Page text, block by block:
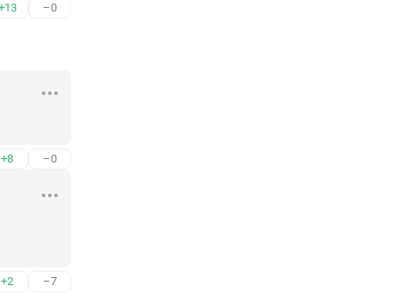
–0
+8 –0
+2 –7